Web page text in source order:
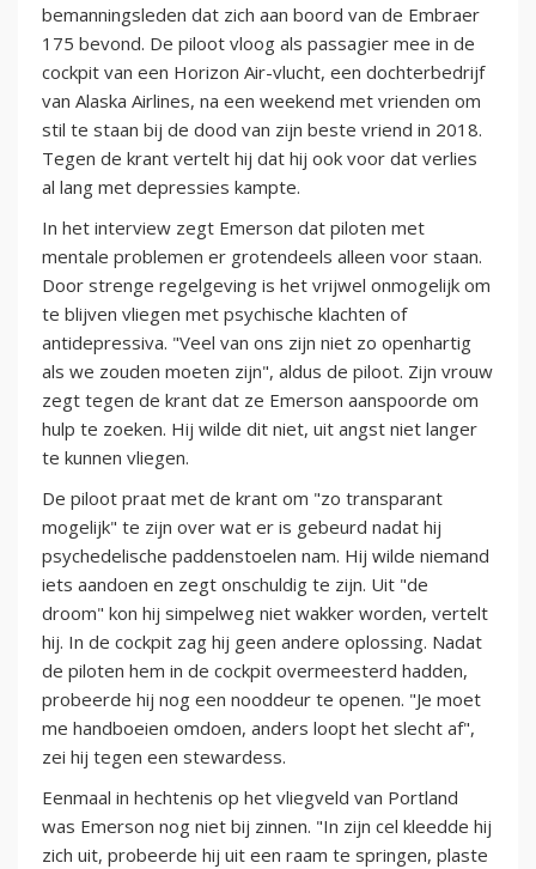
bemanningsleden dat zich aan boord van de Embraer
175 bevond. De piloot vloog als passagier mee in de
cockpit van een Horizon Air-vlucht, een dochterbedrijf
van Alaska Airlines, na een weekend met vrienden om
stil te staan bij de dood van zijn beste vriend in 2018.
Tegen de krant vertelt hij dat hij ook voor dat verlies
al lang met depressies kampte.
In het interview zegt Emerson dat piloten met
mentale problemen er grotendeels alleen voor staan.
Door strenge regelgeving is het vrijwel onmogelijk om
te blijven vliegen met psychische klachten of
antidepressiva. "Veel van ons zijn niet zo openhartig
als we zouden moeten zijn", aldus de piloot. Zijn vrouw
zegt tegen de krant dat ze Emerson aanspoorde om
hulp te zoeken. Hij wilde dit niet, uit angst niet langer
te kunnen vliegen.
De piloot praat met de krant om "zo transparant
mogelijk" te zijn over wat er is gebeurd nadat hij
psychedelische paddenstoelen nam. Hij wilde niemand
iets aandoen en zegt onschuldig te zijn. Uit "de
droom" kon hij simpelweg niet wakker worden, vertelt
hij. In de cockpit zag hij geen andere oplossing. Nadat
de piloten hem in de cockpit overmeesterd hadden,
probeerde hij nog een nooddeur te openen. "Je moet
me handboeien omdoen, anders loopt het slecht af",
zei hij tegen een stewardess.
Eenmaal in hechtenis op het vliegveld van Portland
was Emerson nog niet bij zinnen. "In zijn cel kleedde hij
zich uit, probeerde hij uit een raam te springen, plaste